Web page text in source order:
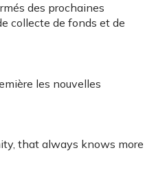
des prochaines
collecte de fonds et de
les nouvelles
that always knows more